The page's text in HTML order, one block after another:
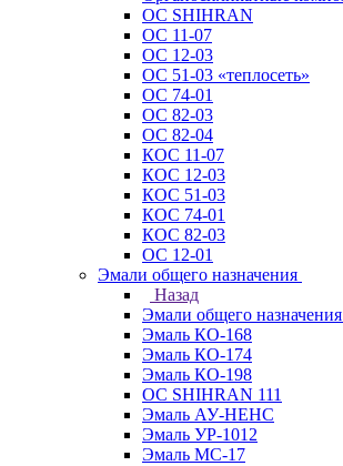
ОС SHIHRAN
ОС 11-07
ОС 12-03
ОС 51-03 «теплосеть»
ОС 74-01
ОС 82-03
ОС 82-04
КОС 11-07
КОС 12-03
КОС 51-03
КОС 74-01
КОС 82-03
ОС 12-01
Эмали общего назначения
Назад
Эмали общего назначения
Эмаль КО-168
Эмаль КО-174
Эмаль КО-198
ОС SHIHRAN 111
Эмаль АУ-НЕНС
Эмаль УР-1012
Эмаль МС-17